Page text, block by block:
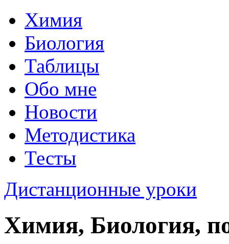
Химия
Биология
Таблицы
Обо мне
Новости
Методистика
Тесты
Дистанционные уроки
Химия, Биология,